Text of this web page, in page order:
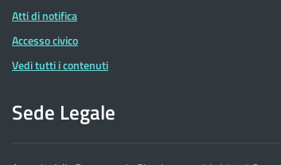
Atti di notifica
Accesso civico
Vedi tutti i contenuti
Sede Legale